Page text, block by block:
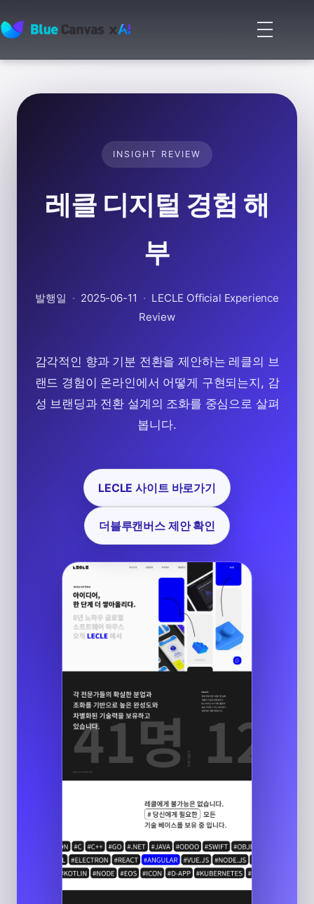
BLUECANVAS
메
뉴
기
INSIGHT REVIEW
레클 디지털 경험 해
부
발행일 · 2025-06-11 · LECLE Official Experience
Review
감각적인 향과 기분 전환을 제안하는 레클의 브
랜드 경험이 온라인에서 어떻게 구현되는지, 감
성 브랜딩과 전환 설계의 조화를 중심으로 살펴
봅니다.
LECLE 사이트 바로가기
더블루캔버스 제안 확인